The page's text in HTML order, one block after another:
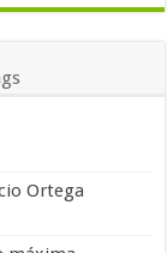
Ortega